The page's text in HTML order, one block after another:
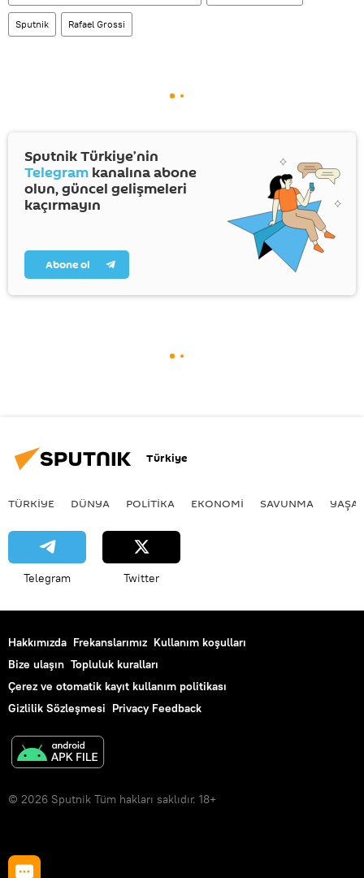
Sputnik Rafael Grossi
Sputnik Türkiye’nin
Telegram kanalına abone
olun, güncel gelişmeleri
kaçırmayın
Abone ol
Türkiye
TÜRKIYE DÜNYA POLİTİKA EKONOMİ SAVUNMA
Telegram Twitter
Hakkımızda Frekanslarımız Kullanım koşulları
Bize ulaşın Topluluk kuralları
Çerez ve otomatik kayıt kullanım politikası
Gizlilik Sözleşmesi Privacy Feedback
© 2026 Sputnik Tüm hakları saklıdır. 18+